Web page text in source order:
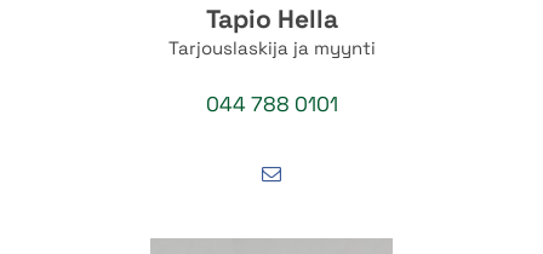
Tapio Hella
Tarjouslaskija ja myynti
044 788 0101